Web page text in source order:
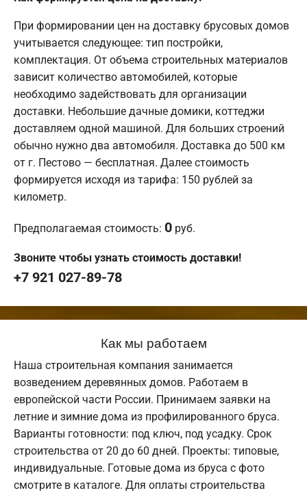
При формировании цен на доставку брусовых домов
учитывается следующее: тип постройки,
комплектация. От объема строительных материалов
зависит количество автомобилей, которые
необходимо задействовать для организации
доставки. Небольшие дачные домики, коттеджи
доставляем одной машиной. Для больших строений
обычно нужно два автомобиля. Доставка до 500 км
от г. Пестово — бесплатная. Далее стоимость
формируется исходя из тарифа: 150 рублей за
километр.
Предполагаемая стоимость: 0 руб.
Звоните чтобы узнать стоимость доставки!
+7 921 027-89-78
Как мы работаем
Наша строительная компания занимается
возведением деревянных домов. Работаем в
европейской части России. Принимаем заявки на
летние и зимние дома из профилированного бруса.
Варианты готовности: под ключ, под усадку. Срок
строительства от 20 до 60 дней. Проекты: типовые,
индивидуальные. Готовые дома из бруса с фото
смотрите в каталоге. Для оплаты строительства